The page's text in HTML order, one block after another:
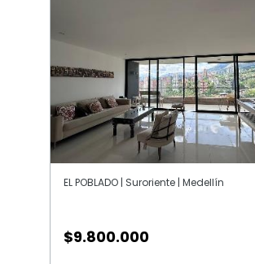
EL POBLADO | Suroriente | Medellín
$9.800.000